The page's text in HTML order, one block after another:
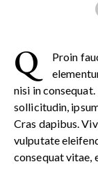
Q
Proin
nisi in consequat.
sollicitudin,
Cras dapibus.
vulputate
consequat vitae,